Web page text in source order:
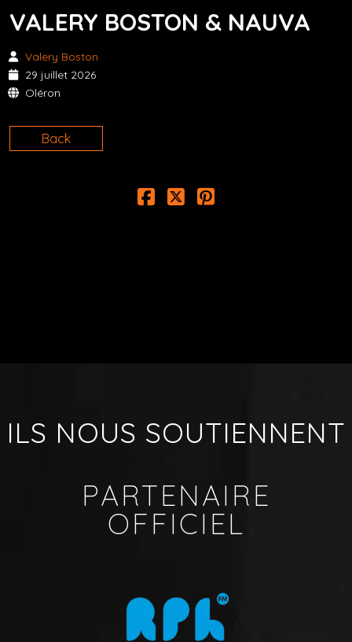
VALERY BOSTON & NAUVA
Valery Boston
29 juillet 2026
Oléron
Back
ILS NOUS SOUTIENNENT
PARTENAIRE
OFFICIEL